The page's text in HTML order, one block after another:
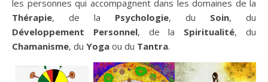
les personnes qui accompagnent dans les domaines de la
Thérapie, de la Psychologie, du Soin, du
Développement
Personnel, de la Spiritualité, du
Chamanisme, du Yoga ou du Tantra.